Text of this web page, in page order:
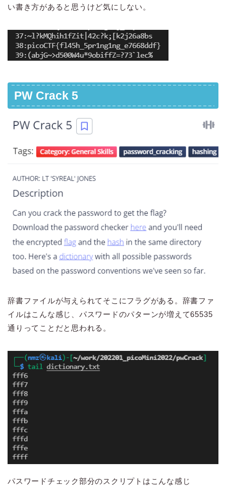
い書き方があると思うけど気にしない。
PW Crack 5
辞書ファイルが与えられてそこにフラグがある。辞書ファ
イルはこんな感じ、パスワードのパターンが増えて65535
通りってことだと思われる。
パスワードチェック部分のスクリプトはこんな感じ